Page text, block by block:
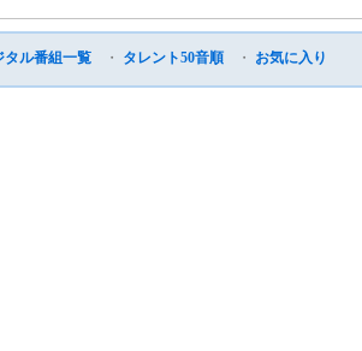
タル番組一覧 ・ タレント50音順 ・ お気に入り